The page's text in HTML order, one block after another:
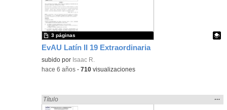
EvAU Latín II 19 Extraordinaria
Contenido educativo.
subido por Isaac R.
3 páginas
-hace 6 años -710 visualizaciones
Encontrado «EvAU» en:
Título
la
…